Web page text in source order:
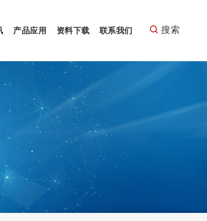
搜索
产品应用 资料下载 联系我们